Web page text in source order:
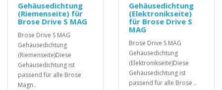
Gehäusedichtung
(Riemenseite) für
Brose Drive S MAG
Brose Drive S MAG
Gehäusedichtung
(Riemenseite)Diese
Gehäusedichtung ist
passend für alle Brose
Magn..
Gehäusedichtung
(Elektronikseite)
für Brose Drive S
MAG
Brose Drive S MAG
Gehäusedichtung
(Elektronikseite)Diese
Gehäusedichtung ist
passend für alle Brose ..